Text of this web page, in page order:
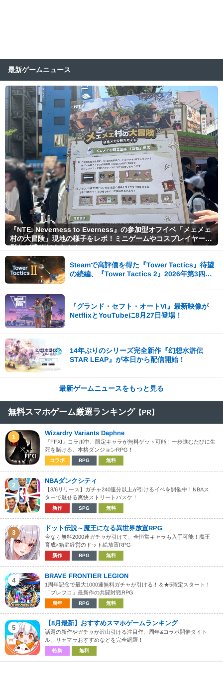
最新ゲームニュース
『NTE: Neverness to Everness』の参加型オフイベ「メェメェ
村の大冒険」現地の様子をレポ！ミニゲームやコスプレイヤー撮
影など盛りだくさん！
Steamで高評価を得た『Tower Tactics』待望
の続編、『Tower Tactics 2』2026年第3四半
『グランド・セフト・オートVI』最新映像が
NetflixとYouTubeに8月27日登場！
14年ぶりのシリーズ完全新作『幻想水滸伝
STAR LEAP』が本日から配信開始！
最新ゲームニュースをもっと見る
無料スマホゲーム厳選ランキング 【PR】
1
Wizardry Variants Daphne
『FFXI』コラボ中、限定キャラが無料ゲット可能！一歩進むたびに生
死を賭ける、本格ダンジョンRPG！
コラボ RPG 無料
2
NBAダンクシティ
【8/6リリース】ガチャ240連分以上が引けるイベを開催中！NBAス
ターで魅せる爽快ストリートバスケ！
新作 SPG 無料
3
ドット伝説～魔王になる異世界放置RPG
今なら無料2000連ガチャが引けて、全恒常キャラも入手可能！魔王
育成×箱庭経営のドット絵放置RPG
新作 RPG 無料
4
BRAVE FRONTIER LEGION
1周年記念で最大1000連無料ガチャが引ける！＆★5確定スタート！
「ブレフロ」最新作の共闘対戦RPG
周年 RPG 無料
5
【8月最新】おすすめスマホゲームランキング
話題の新作やガチャが沢山引ける注目作、周年&コラボ開催タイト
ル、リセマラおすすめなどを完全網羅！
特集 無料